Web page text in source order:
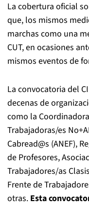
La cobertura oficial
que, los mismos
marchas como una
CUT, en ocasiones
mismos eventos de
La convocatoria del
decenas de
como la
Trabajadoras/es
Cabread@s (ANEF),
de Profesores,
Trabajadores/as
Frente de
otras. Esta